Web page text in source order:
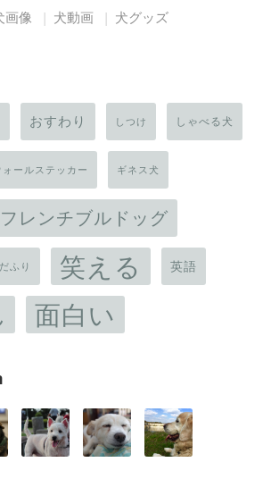
画像 犬動画 犬グッズ
おすわり しつけ しゃべる犬
ォールステッカー ギネス犬
フレンチブルドッグ
ふり 笑える 英語
面白い